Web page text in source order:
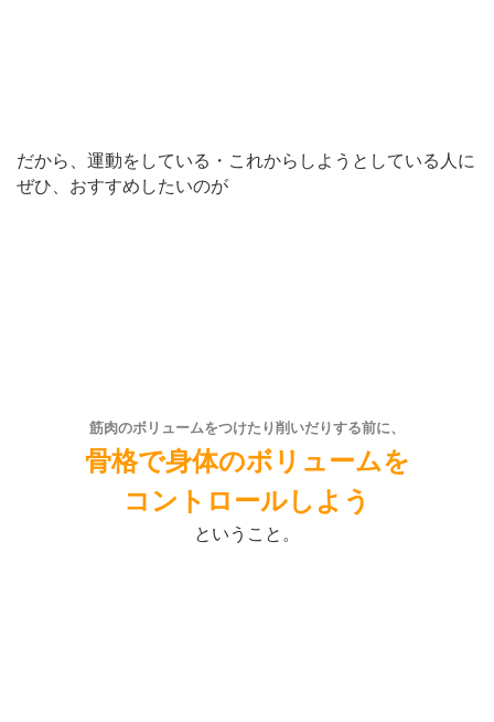
だから、運動をしている・これからしようとしている人に
ぜひ、おすすめしたいのが
筋肉のボリュームをつけたり削いだりする前に、
骨格で身体のボリュームを
コントロールしよう
ということ。